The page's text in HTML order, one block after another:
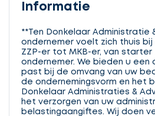
Informatie
**Ten Donkelaar Administratie
ondernemer voelt zich thuis bij
ZZP-er tot MKB-er, van
ondernemer. We bieden u een
past bij de omvang van uw
de ondernemingsvorm en het
Donkelaar Administraties &
het verzorgen van uw
belastingaangiftes. Wij doen